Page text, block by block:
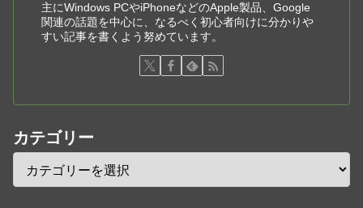
主にWindows PCやiPhoneなどのApple製品、Google
関連の話題を中心に、なるべく初心者向けに分かりや
すい記事を書くよう努めています。
カテゴリー